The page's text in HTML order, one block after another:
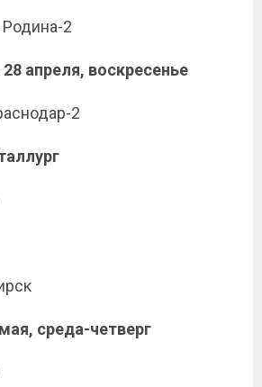
2
28 апреля, воскресенье
2
среда-четверг